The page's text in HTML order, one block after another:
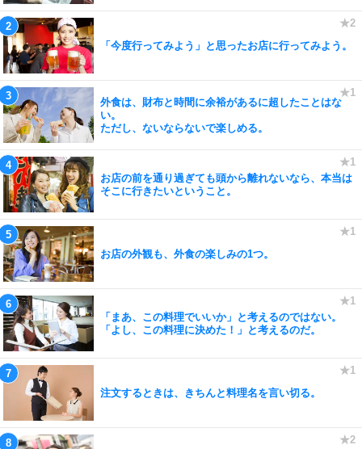
「今度行ってみよう」と思ったお店に行ってみよう。
外食は、財布と時間に余裕があるに超したことはな
い。
ただし、ないならないで楽しめる。
お店の前を通り過ぎても頭から離れないなら、本当は
そこに行きたいということ。
お店の外観も、外食の楽しみの1つ。
「まあ、この料理でいいか」と考えるのではない。
「よし、この料理に決めた！」と考えるのだ。
注文するときは、きちんと料理名を言い切る。